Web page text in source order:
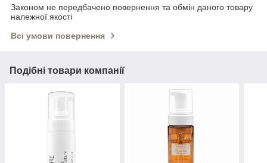
Законом не передбачено повернення та обмін даного товару
належної якості
Всі умови повернення
Подібні товари компанії